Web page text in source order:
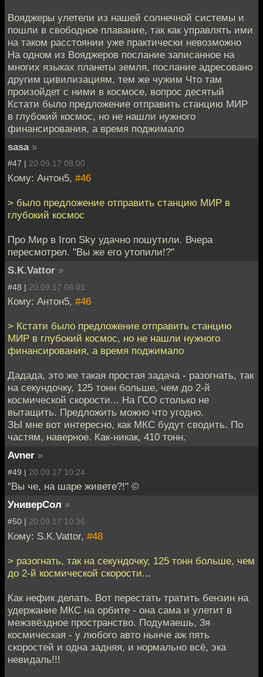
Вояджеры улетели из нашей солнечной системы и
пошли в свободное плавание, так как управлять ими
на таком расстоянии уже практически невозможно
На одном из Вояджеров послание записанное на
многих языках планеты земля, послание адресовано
другим цивилизациям, тем же чужим Что там
произойдет с ними в космосе, вопрос десятый
Кстати было предложение отправить станцию МИР
в глубокий космос, но не нашли нужного
финансирования, а время поджимало
sasa »
#47 | 20.09.17 08:00
Кому: Антон5, #46
> было предложение отправить станцию МИР в
глубокий космос
Про Мир в Iron Sky удачно пошутили. Вчера
пересмотрел. "Вы же его утопили!?"
S.K.Vattor »
#48 | 20.09.17 08:01
Кому: Антон5, #46
> Кстати было предложение отправить станцию
МИР в глубокий космос, но не нашли нужного
финансирования, а время поджимало
Дадада, это же такая простая задача - разогнать, так
на секундочку, 125 тонн больше, чем до 2-й
космической скорости... На ГСО столько не
вытащить. Предложить можно что угодно.
ЗЫ мне вот интересно, как МКС будут сводить. По
частям, наверное. Как-никак, 410 тонн.
Avner »
#49 | 20.09.17 10:24
"Вы че, на шаре живете?!" ©
УниверСол »
#50 | 20.09.17 10:36
Кому: S.K.Vattor, #48
> разогнать, так на секундочку, 125 тонн больше, чем
до 2-й космической скорости...
Как нефик делать. Вот перестать тратить бензин на
удержание МКС на орбите - она сама и улетит в
межзвёздное пространство. Подумаешь, 3я
космическая - у любого авто нынче аж пять
скоростей и одна задняя, и нормально всё, эка
невидаль!!!